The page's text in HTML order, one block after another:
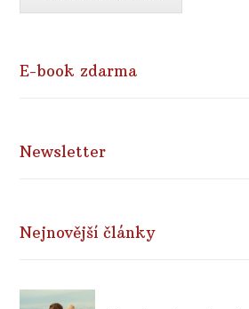
E-book zdarma
Newsletter
Nejnovější články